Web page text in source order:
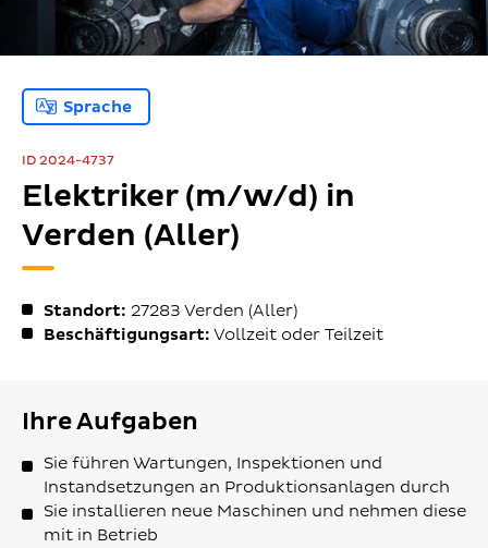
Sprache
ID 2024-4737
Elektriker (m/w/d) in
Verden (Aller)
Standort: 27283 Verden (Aller)
Beschäftigungsart: Vollzeit oder Teilzeit
Ihre Aufgaben
Sie führen Wartungen, Inspektionen und
Instandsetzungen an Produktionsanlagen durch
Sie installieren neue Maschinen und nehmen diese
mit in Betrieb